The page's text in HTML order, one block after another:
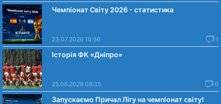
Чемпіонат Світу 2026 - статистика
23.07.2026 10:56 1
Історія ФК «Дніпро»
25.06.2026 08:35 0
Запускаємо Причал Лігу на чемпіонат світу!